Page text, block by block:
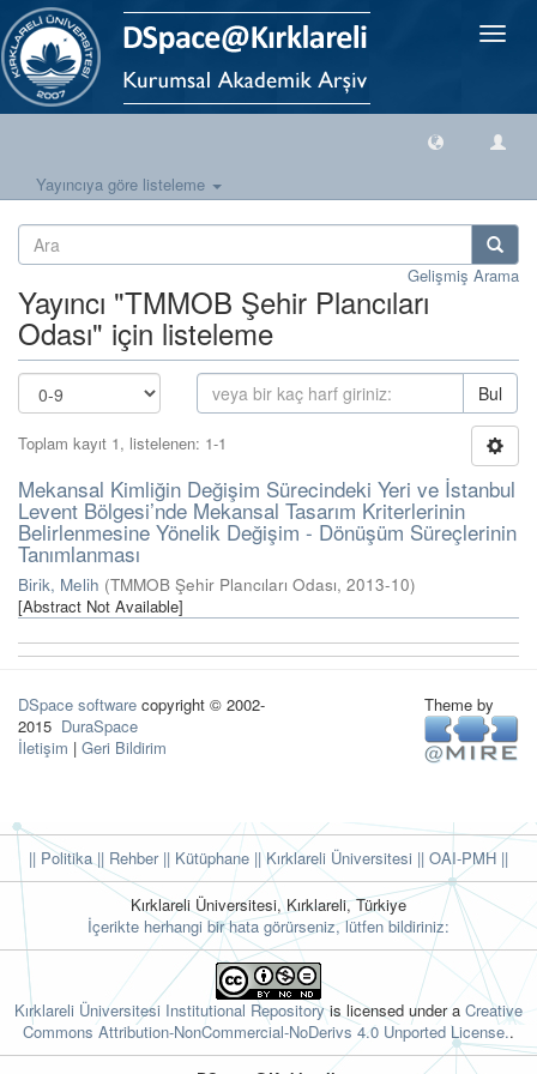
Geçiş
Yayıncıya göre listeleme
Gelişmiş Arama
Yayıncı "TMMOB Şehir Plancıları
Odası" için listeleme
Bul
Toplam kayıt 1, listelenen: 1-1
Mekansal Kimliğin Değişim Sürecindeki Yeri ve İstanbul
Levent Bölgesi’nde Mekansal Tasarım Kriterlerinin
Belirlenmesine Yönelik Değişim - Dönüşüm Süreçlerinin
Tanımlanması
Birik, Melih (TMMOB Şehir Plancıları Odası, 2013-10)
[Abstract Not Available]
DSpace software copyright © 2002-
2015 DuraSpace
İletişim | Geri Bildirim
Theme by
|| Politika|| Rehber|| Kütüphane || Kırklareli Üniversitesi || OAI-PMH ||
Kırklareli Üniversitesi, Kırklareli, Türkiye
İçerikte herhangi bir hata görürseniz, lütfen bildiriniz:
Kırklareli Üniversitesi Institutional Repositoryis licensed under a Creative
Commons Attribution-NonCommercial-NoDerivs 4.0 Unported License..